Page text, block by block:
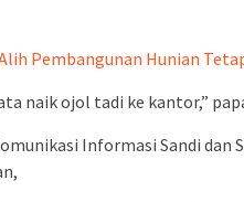
Pembangunan Hunian
naik ojol tadi ke kantor,”
Informasi Sandi